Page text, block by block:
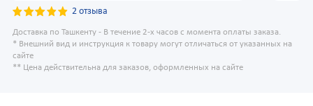
2 отзыва
Доставка по Ташкенту - В течение 2-х часов с момента оплаты заказа.
* Внешний вид и инструкция к товару могут отличаться от указанных на
сайте
** Цена действительна для заказов, оформленных на сайте